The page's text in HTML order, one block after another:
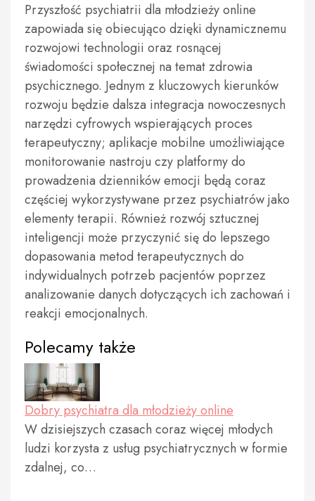
Przyszłość psychiatrii dla młodzieży online
zapowiada się obiecująco dzięki dynamicznemu
rozwojowi technologii oraz rosnącej
świadomości społecznej na temat zdrowia
psychicznego. Jednym z kluczowych kierunków
rozwoju będzie dalsza integracja nowoczesnych
narzędzi cyfrowych wspierających proces
terapeutyczny; aplikacje mobilne umożliwiające
monitorowanie nastroju czy platformy do
prowadzenia dzienników emocji będą coraz
częściej wykorzystywane przez psychiatrów jako
elementy terapii. Również rozwój sztucznej
inteligencji może przyczynić się do lepszego
dopasowania metod terapeutycznych do
indywidualnych potrzeb pacjentów poprzez
analizowanie danych dotyczących ich zachowań i
reakcji emocjonalnych.
Polecamy także
Dobry psychiatra dla młodzieży online
W dzisiejszych czasach coraz więcej młodych
ludzi korzysta z usług psychiatrycznych w formie
zdalnej, co…